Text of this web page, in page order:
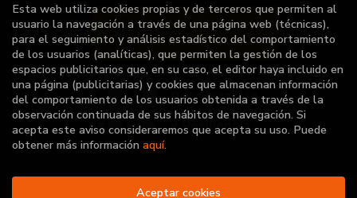
Librería Deportiva. Todos los Derechos
Esta web utiliza cookies propias y de terceros que permiten al
usuario la navegación a través de una página web (técnicas),
para el seguimiento y análisis estadístico del comportamiento
de los usuarios (analíticas), que permiten la gestión de los
espacios publicitarios que, en su caso, el editor haya incluido en
una página (publicitarias) y cookies que almacenan información
del comportamiento de los usuarios obtenida a través de la
observación continuada de sus hábitos de navegación. Si
acepta este aviso consideraremos que acepta su uso. Puede
obtener más información aquí.
Aceptar cookies